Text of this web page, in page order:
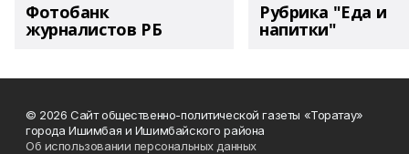
Фотобанк
журналистов РБ
Рубрика "Еда и
напитки"
© 2026 Сайт общественно-политической газеты «Торатау»
города Ишимбая и Ишимбайского района
Об использовании персональных данных